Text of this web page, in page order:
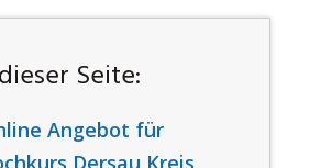
Seite:
Angebot für
Dersau Kreis